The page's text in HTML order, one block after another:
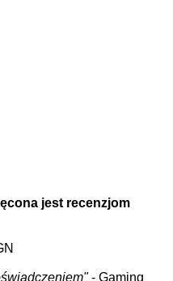
jest recenzjom
- Gaming